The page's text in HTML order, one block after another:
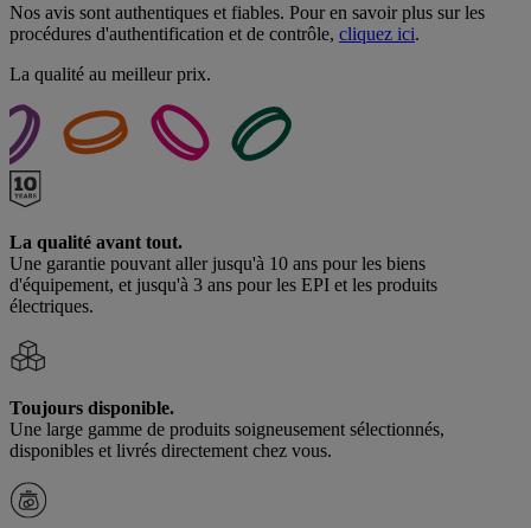
Nos avis sont authentiques et fiables. Pour en savoir plus sur les
procédures d'authentification et de contrôle, cliquez ici.
La qualité au meilleur prix.
La qualité avant tout.
Une garantie pouvant aller jusqu'à 10 ans pour les biens
d'équipement, et jusqu'à 3 ans pour les EPI et les produits
électriques.
Toujours disponible.
Une large gamme de produits soigneusement sélectionnés,
disponibles et livrés directement chez vous.